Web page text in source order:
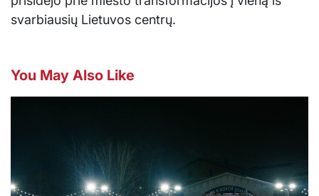
svarbiausių Lietuvos centrų.
You May Also Like